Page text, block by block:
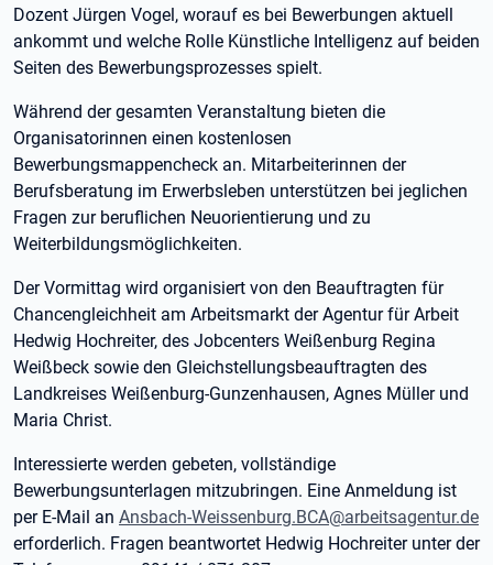
Dozent Jürgen Vogel, worauf es bei Bewerbungen aktuell
ankommt und welche Rolle Künstliche Intelligenz auf beiden
Seiten des Bewerbungsprozesses spielt.
Während der gesamten Veranstaltung bieten die
Organisatorinnen einen kostenlosen
Bewerbungsmappencheck an. Mitarbeiterinnen der
Berufsberatung im Erwerbsleben unterstützen bei jeglichen
Fragen zur beruflichen Neuorientierung und zu
Weiterbildungsmöglichkeiten.
Der Vormittag wird organisiert von den Beauftragten für
Chancengleichheit am Arbeitsmarkt der Agentur für Arbeit
Hedwig Hochreiter, des Jobcenters Weißenburg Regina
Weißbeck sowie den Gleichstellungsbeauftragten des
Landkreises Weißenburg-Gunzenhausen, Agnes Müller und
Maria Christ.
Interessierte werden gebeten, vollständige
Bewerbungsunterlagen mitzubringen. Eine Anmeldung ist
per E-Mail an Ansbach-Weissenburg.BCA@arbeitsagentur.de
erforderlich. Fragen beantwortet Hedwig Hochreiter unter der